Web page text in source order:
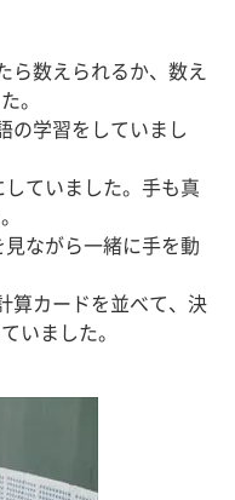
ら数えられるか、数え
。
の学習をしていまし
ていました。手も真
ながら一緒に手を動
算カードを並べて、決
いました。